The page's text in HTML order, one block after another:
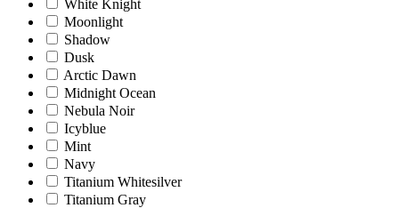
White Knight
Moonlight
Shadow
Dusk
Arctic Dawn
Midnight Ocean
Nebula Noir
Icyblue
Mint
Navy
Titanium Whitesilver
Titanium Gray